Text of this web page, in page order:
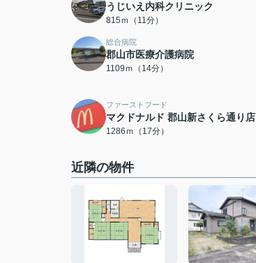
うじいえ内科クリニック
815ｍ（11分）
総合病院
郡山市医療介護病院
1109ｍ（14分）
ファーストフード
マクドナルド 郡山新さくら通り店
1286ｍ（17分）
近隣の物件